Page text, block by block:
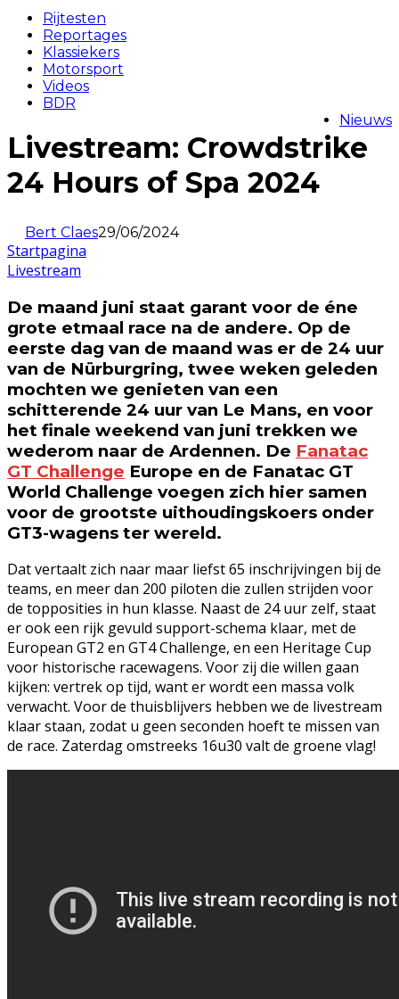
Rijtesten
Reportages
Klassiekers
Motorsport
Videos
BDR
Nieuws
Livestream: Crowdstrike
24 Hours of Spa 2024
Bert Claes29/06/2024
Startpagina
Livestream
De maand juni staat garant voor de éne
grote etmaal race na de andere. Op de
eerste dag van de maand was er de 24 uur
van de Nürburgring, twee weken geleden
mochten we genieten van een
schitterende 24 uur van Le Mans, en voor
het finale weekend van juni trekken we
wederom naar de Ardennen. De Fanatac
GT Challenge Europe en de Fanatac GT
World Challenge voegen zich hier samen
voor de grootste uithoudingskoers onder
GT3-wagens ter wereld.
Dat vertaalt zich naar maar liefst 65 inschrijvingen bij de
teams, en meer dan 200 piloten die zullen strijden voor
de topposities in hun klasse. Naast de 24 uur zelf, staat
er ook een rijk gevuld support-schema klaar, met de
European GT2 en GT4 Challenge, en een Heritage Cup
voor historische racewagens. Voor zij die willen gaan
kijken: vertrek op tijd, want er wordt een massa volk
verwacht. Voor de thuisblijvers hebben we de livestream
klaar staan, zodat u geen seconden hoeft te missen van
de race. Zaterdag omstreeks 16u30 valt de groene vlag!